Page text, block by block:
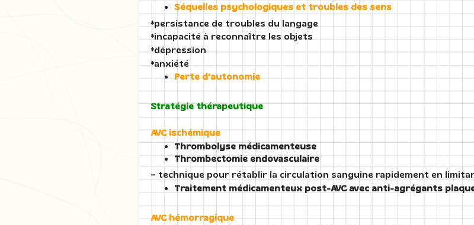
Séquelles psychologiques et troubles des sens
*persistance de troubles du langage
*incapacité à reconnaître les objets
*dépression
*anxiété
Perte d'autonomie
Stratégie thérapeutique
AVC ischémique
Thrombolyse médicamenteuse
Thrombectomie endovasculaire
= technique pour rétablir la circulation sanguine rapidement en
Traitement médicamenteux post-AVC avec anti-agrégants
AVC hémorragique